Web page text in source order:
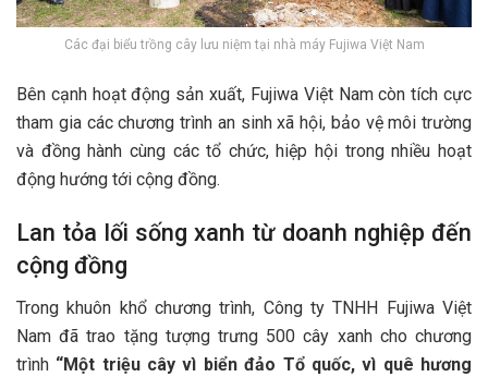
Các đại biểu trồng cây lưu niệm tại nhà máy Fujiwa Việt Nam
Bên cạnh hoạt động sản xuất, Fujiwa Việt Nam còn tích cực
tham gia các chương trình an sinh xã hội, bảo vệ môi trường
và đồng hành cùng các tổ chức, hiệp hội trong nhiều hoạt
động hướng tới cộng đồng.
Lan tỏa lối sống xanh từ doanh nghiệp đến
cộng đồng
Trong khuôn khổ chương trình, Công ty TNHH Fujiwa Việt
Nam đã trao tặng tượng trưng 500 cây xanh cho chương
trình “Một triệu cây vì biển đảo Tổ quốc, vì quê hương